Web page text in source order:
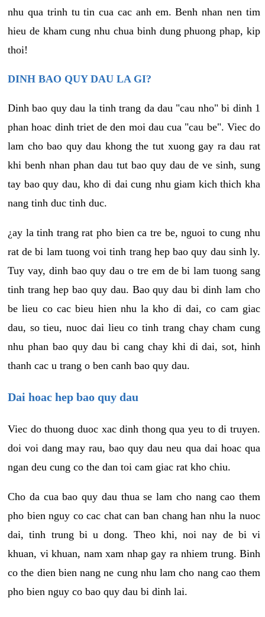
nhu qua trinh tu tin cua cac anh em. Benh nhan nen tim
hieu de kham cung nhu chua binh dung phuong phap, kip
thoi!
DINH BAO QUY DAU LA GI?
Dinh bao quy dau la tinh trang da dau "cau nho" bi dinh 1
phan hoac dinh triet de den moi dau cua "cau be". Viec do
lam cho bao quy dau khong the tut xuong gay ra dau rat
khi benh nhan phan dau tut bao quy dau de ve sinh, sung
tay bao quy dau, kho di dai cung nhu giam kich thich kha
nang tinh duc tinh duc.
¿ay la tinh trang rat pho bien ca tre be, nguoi to cung nhu
rat de bi lam tuong voi tinh trang hep bao quy dau sinh ly.
Tuy vay, dinh bao quy dau o tre em de bi lam tuong sang
tinh trang hep bao quy dau. Bao quy dau bi dinh lam cho
be lieu co cac bieu hien nhu la kho di dai, co cam giac
dau, so tieu, nuoc dai lieu co tinh trang chay cham cung
nhu phan bao quy dau bi cang chay khi di dai, sot, hinh
thanh cac u trang o ben canh bao quy dau.
Dai hoac hep bao quy dau
Viec do thuong duoc xac dinh thong qua yeu to di truyen.
doi voi dang may rau, bao quy dau neu qua dai hoac qua
ngan deu cung co the dan toi cam giac rat kho chiu.
Cho da cua bao quy dau thua se lam cho nang cao them
pho bien nguy co cac chat can ban chang han nhu la nuoc
dai, tinh trung bi u dong. Theo khi, noi nay de bi vi
khuan, vi khuan, nam xam nhap gay ra nhiem trung. Binh
co the dien bien nang ne cung nhu lam cho nang cao them
pho bien nguy co bao quy dau bi dinh lai.